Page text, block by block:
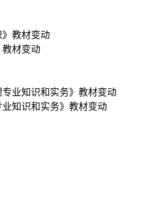
教材变动
知识和实务》教材变动